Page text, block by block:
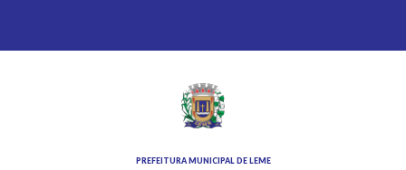
PREFEITURA MUNICIPAL DE LEME